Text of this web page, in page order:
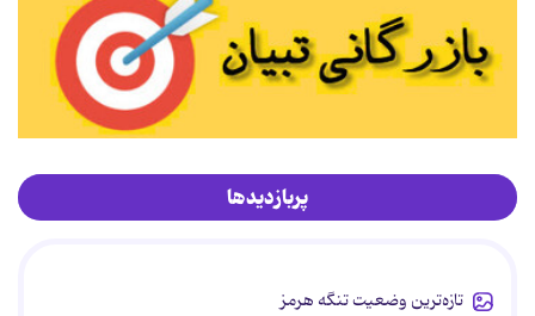
پربازدیدها
تازه‌ترین وضعیت تنگه هرمز